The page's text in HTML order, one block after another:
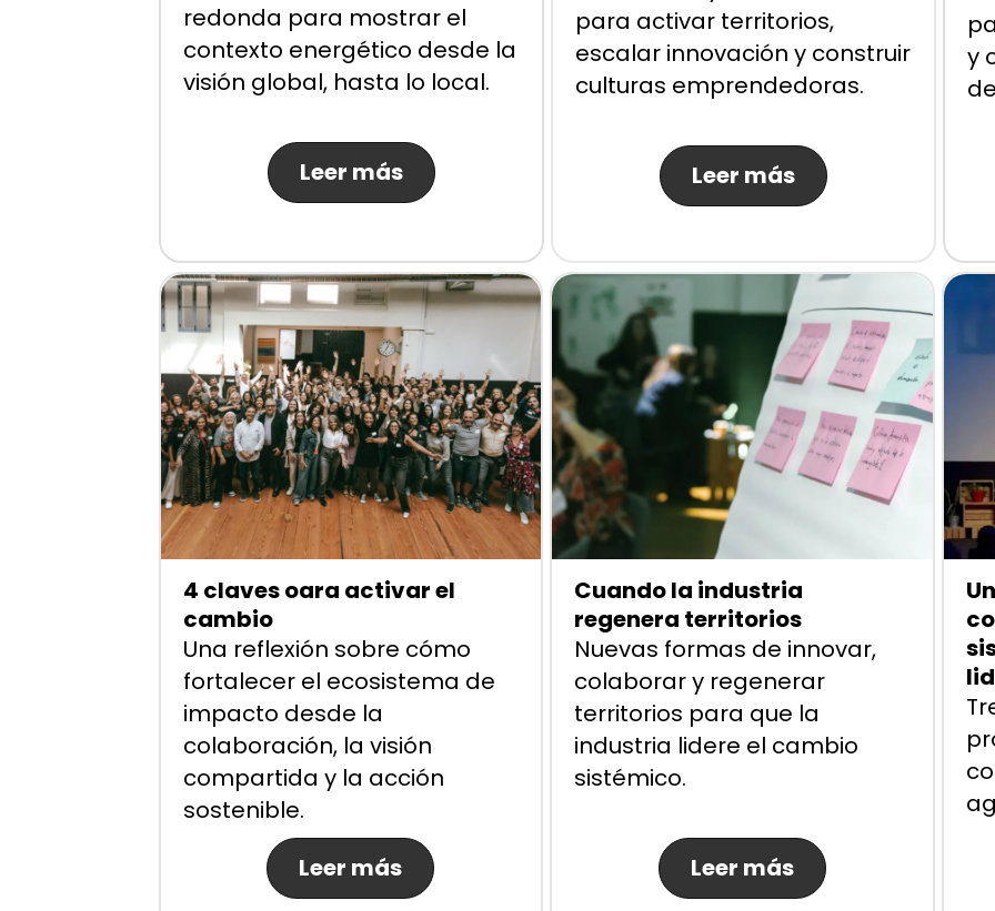
redonda para mostrar el
contexto energético desde la
visión global, hasta lo local.
Leer más
para activar territorios,
escalar innovación y construir
culturas emprendedoras.
Leer más
y
4 claves oara activar el
cambio
Una reflexión sobre cómo
fortalecer el ecosistema de
impacto desde la
colaboración, la visión
compartida y la acción
sostenible.
Leer más
Cuando la industria
regenera territorios
Nuevas formas de innovar,
colaborar y regenerar
territorios para que la
industria lidere el cambio
sistémico.
Leer más